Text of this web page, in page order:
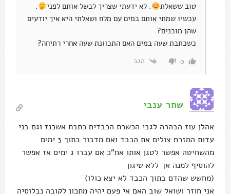
טוב ששאלת . לא ידעתי שצריך לבשל אותם לפני
.
עכשיו שמתי אותם במים עם מלח ושאלתי היא איך יודעים
שהן מוכנים?
כשכתבת שעה במים האם התכוונת שעה אחרי רתיחה?
0 הגב
שחר ענבי
אהלן עוז הבהרה לגבי הכשרת הכבדים כתבת אשכנז וגם בני
עדות המזרח צולים את הכבד ואם מדבור בתוך 3 ימים
מהשחיטה אפשר לטגן אותו אח"כ אם עברו ג ימים אז אפשר
להוסיף למנה אך ללא טיגון
(מחשש שהדם בתוך הכבד לא יצא כולו)
אני חוזר ושואל שוב האם אי פעם יהיה מתכון לקובה נבלוסיה